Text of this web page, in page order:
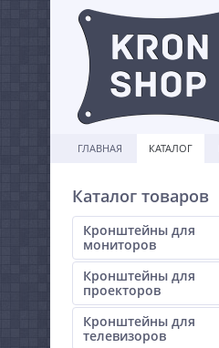
ГЛАВНАЯ КАТАЛОГ
Каталог товаров
Кронштейны для
мониторов
Кронштейны для
проекторов
Кронштейны для
телевизоров